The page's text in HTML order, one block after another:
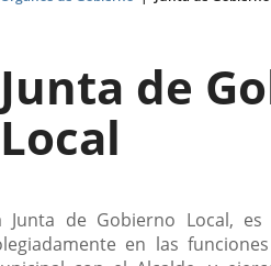
de
Valladolid
Junta de
Local
Junta de Gobierno Local,
en las